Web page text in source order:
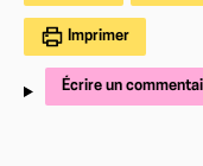
Imprimer
Écrire un